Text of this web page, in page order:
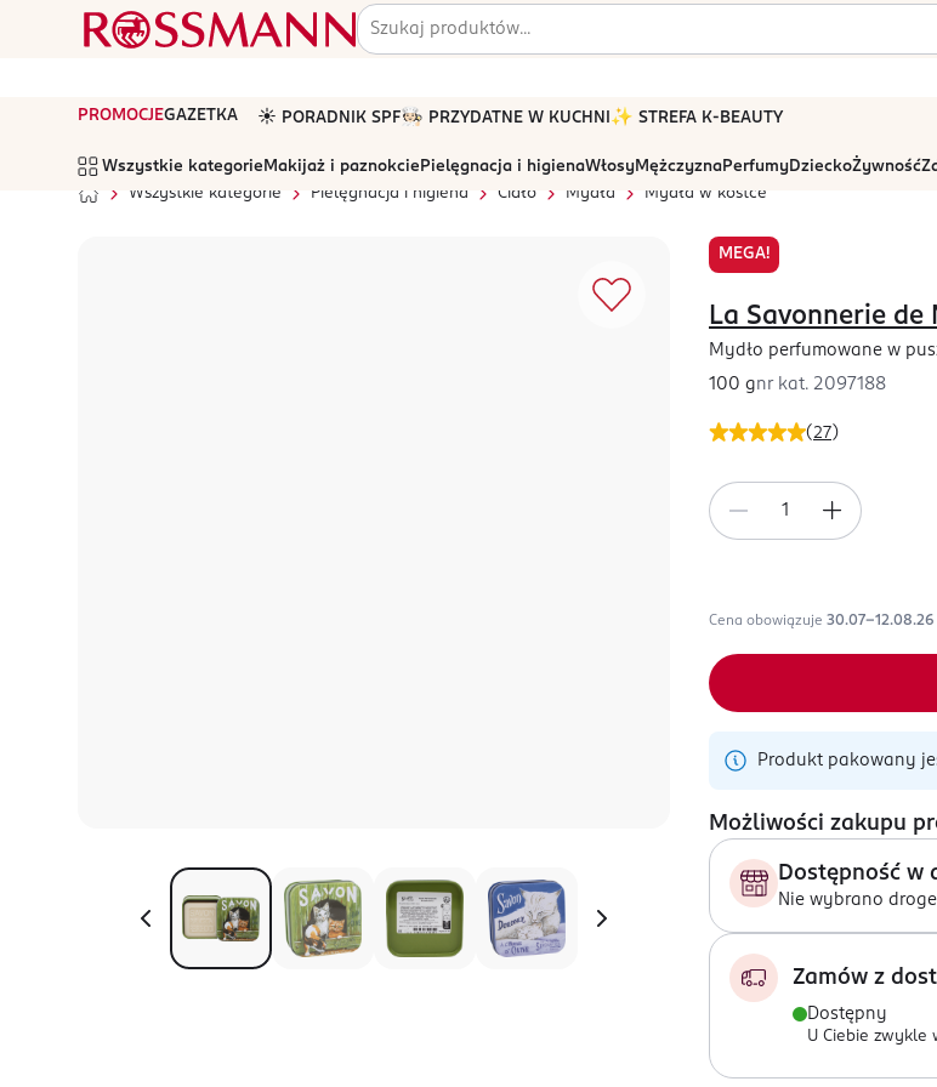
PROMOCJEGAZETKA ☀️ PORADNIK SPF🧑🏻‍🍳 PRZYDATNE W KUCHNI ✨ STREFA K-BEAUTY
Wszystkie kategorie Makijaż i paznokcie Pielęgnacja i higienaWłosyMężczyznaPerfumyDzieckoŻywność
Wszystkie kategorie
Pielęgnacja i higiena Ciało Mydła Mydła w kostce
MEGA!
(27)
La Savonnerie de
Mydło perfumowane w
100 gnr kat. 2097188
Cena obowiązuje 30.07-12.08.26
Produkt pakowany
Możliwości zakupu
Dostępność w
Nie wybrano
Zamów z
Dostępny
U Ciebie zwykle